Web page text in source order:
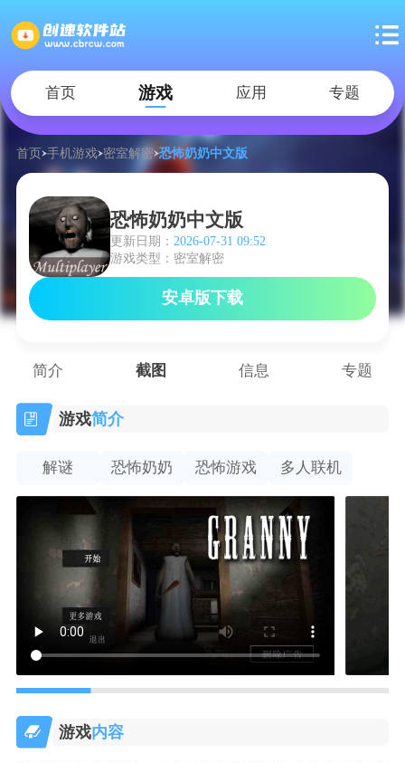
首页 游戏 应用 专题
首页 手机游戏 密室解密 恐怖奶奶中文版
恐怖奶奶中文版
更新日期： 2026-07-31 09:52
游戏类型：密室解密
安卓版下载
简介 截图 信息 专题
游戏简介
解谜 恐怖奶奶 恐怖游戏 多人联机
游戏内容